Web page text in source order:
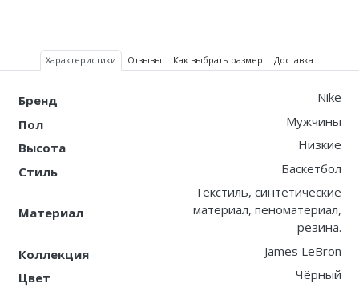
Характеристики Отзывы Как выбрать размер Доставка
Бренд
Nike
Пол
Мужчины
Высота
Низкие
Стиль
Баскетбол
Материал
Текстиль, синтетические
материал, пеноматериал,
резина.
Коллекция
James LeBron
Цвет
Чёрный